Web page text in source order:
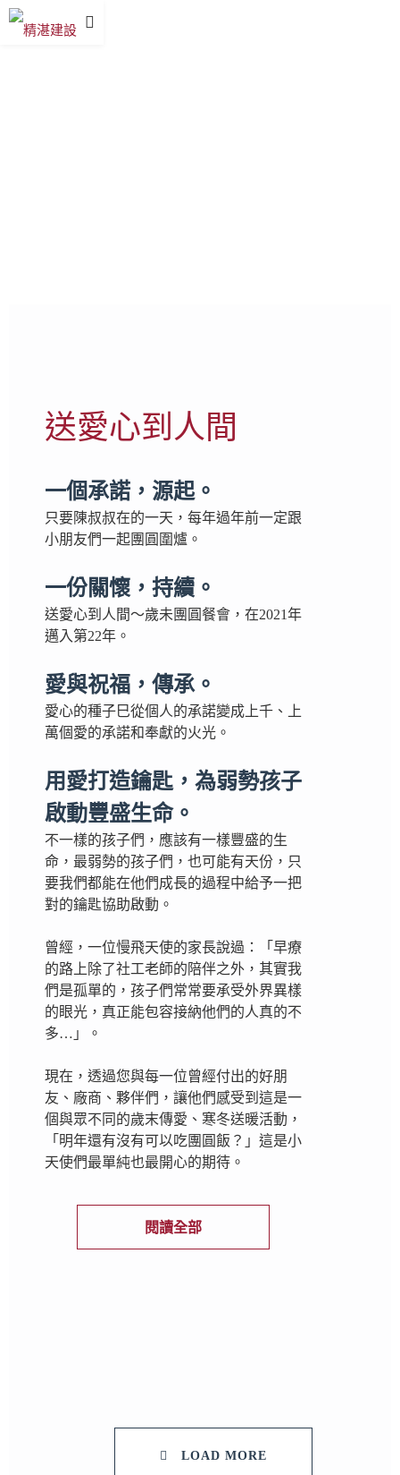
送愛心到人間
一個承諾，源起。
只要陳叔叔在的一天，每年過年前一定跟
小朋友們一起團圓圍爐。
一份關懷，持續。
送愛心到人間～歲未團圓餐會，在2021年
邁入第22年。
愛與祝福，傳承。
愛心的種子巳從個人的承諾變成上千、上
萬個愛的承諾和奉獻的火光。
用愛打造鑰匙，為弱勢孩子
啟動豐盛生命。
不一樣的孩子們，應該有一樣豐盛的生
命，最弱勢的孩子們，也可能有天份，只
要我們都能在他們成長的過程中給予一把
對的鑰匙協助啟動。
曾經，一位慢飛天使的家長說過：「早療
的路上除了社工老師的陪伴之外，其實我
們是孤單的，孩子們常常要承受外界異樣
的眼光，真正能包容接納他們的人真的不
多…」。
現在，透過您與每一位曾經付出的好朋
友、廠商、夥伴們，讓他們感受到這是一
個與眾不同的歲末傳愛、寒冬送暖活動，
「明年還有沒有可以吃團圓飯？」這是小
天使們最單純也最開心的期待。
閱讀全部
LOAD MORE